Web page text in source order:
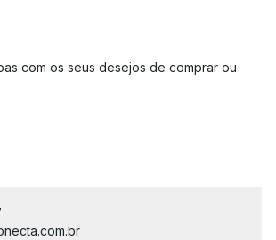
com os seus desejos de comprar ou